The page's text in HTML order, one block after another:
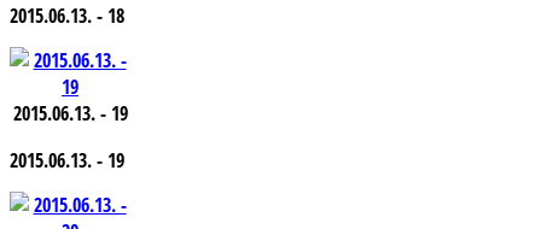
2015.06.13. - 18
2015.06.13. - 19
2015.06.13. - 19